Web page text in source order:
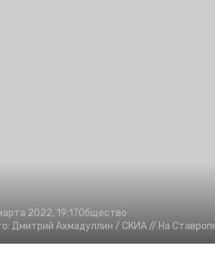
2022, 19:17Общество
Дмитрий Ахмадуллин / СКИА // На